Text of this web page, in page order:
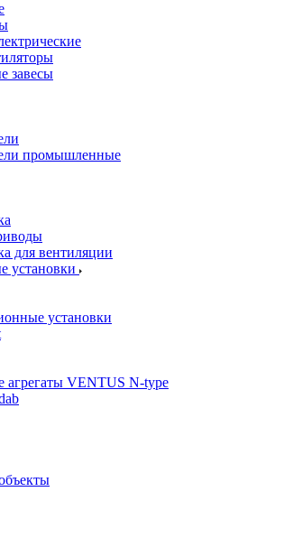
завесы
промышленные
для вентиляции
установки
установки
агрегаты VENTUS N-type